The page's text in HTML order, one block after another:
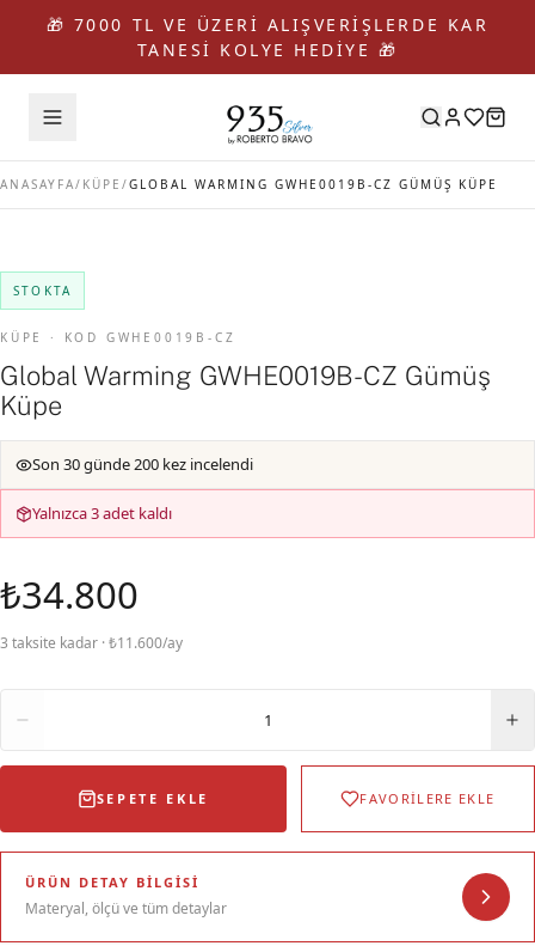
🎁 7000 TL VE ÜZERİ ALIŞVERİŞLERDE KAR
TANESİ KOLYE HEDİYE 🎁
ANASAYFA/ KÜPE /GLOBAL WARMING GWHE0019B-CZ GÜMÜŞ KÜPE
STOKTA
KÜPE · KOD GWHE0019B-CZ
Global Warming GWHE0019B-CZ Gümüş
Küpe
Son 30 günde 200 kez incelendi
Yalnızca 3 adet kaldı
₺34.800
3 taksite kadar · ₺11.600/ay
1
SEPETE EKLE FAVORİLERE EKLE
ÜRÜN DETAY BILGISI
Materyal, ölçü ve tüm detaylar